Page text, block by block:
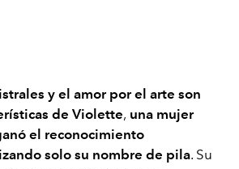
y el amor por el arte son
de Violette, una mujer
el reconocimiento
solo su nombre de pila. Su